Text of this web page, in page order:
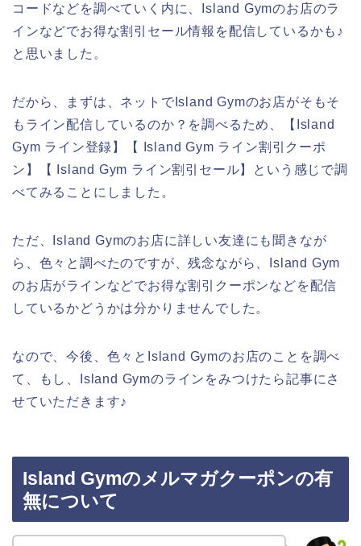
コードなどを調べていく内に、Island Gymのお店のラ
インなどでお得な割引セール情報を配信しているかも♪
と思いました。
だから、まずは、ネットでIsland Gymのお店がそもそ
もライン配信しているのか？を調べるため、【Island
Gym ライン登録】【 Island Gym ライン割引クーポ
ン】【 Island Gym ライン割引セール】という感じで調
べてみることにしました。
ただ、Island Gymのお店に詳しい友達にも聞きなが
ら、色々と調べたのですが、残念ながら、Island Gym
のお店がラインなどでお得な割引クーポンなどを配信
しているかどうかは分かりませんでした。
なので、今後、色々とIsland Gymのお店のことを調べ
て、もし、Island Gymのラインをみつけたら記事にさ
せていただきます♪
Island Gymのメルマガクーポンの有
無について